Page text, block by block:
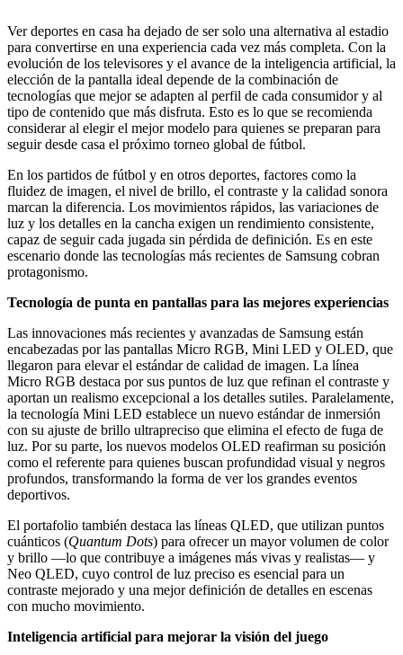
Ver deportes en casa ha dejado de ser solo una alternativa al estadio
para convertirse en una experiencia cada vez más completa. Con la
evolución de los televisores y el avance de la inteligencia artificial, la
elección de la pantalla ideal depende de la combinación de
tecnologías que mejor se adapten al perfil de cada consumidor y al
tipo de contenido que más disfruta. Esto es lo que se recomienda
considerar al elegir el mejor modelo para quienes se preparan para
seguir desde casa el próximo torneo global de fútbol.
En los partidos de fútbol y en otros deportes, factores como la
fluidez de imagen, el nivel de brillo, el contraste y la calidad sonora
marcan la diferencia. Los movimientos rápidos, las variaciones de
luz y los detalles en la cancha exigen un rendimiento consistente,
capaz de seguir cada jugada sin pérdida de definición. Es en este
escenario donde las tecnologías más recientes de Samsung cobran
protagonismo.
Tecnología de punta en pantallas para las mejores experiencias
Las innovaciones más recientes y avanzadas de Samsung están
encabezadas por las pantallas Micro RGB, Mini LED y OLED, que
llegaron para elevar el estándar de calidad de imagen. La línea
Micro RGB destaca por sus puntos de luz que refinan el contraste y
aportan un realismo excepcional a los detalles sutiles. Paralelamente,
la tecnología Mini LED establece un nuevo estándar de inmersión
con su ajuste de brillo ultrapreciso que elimina el efecto de fuga de
luz. Por su parte, los nuevos modelos OLED reafirman su posición
como el referente para quienes buscan profundidad visual y negros
profundos, transformando la forma de ver los grandes eventos
deportivos.
El portafolio también destaca las líneas QLED, que utilizan puntos
cuánticos (Quantum Dots) para ofrecer un mayor volumen de color
y brillo —lo que contribuye a imágenes más vivas y realistas— y
Neo QLED, cuyo control de luz preciso es esencial para un
contraste mejorado y una mejor definición de detalles en escenas
con mucho movimiento.
Inteligencia artificial para mejorar la visión del juego